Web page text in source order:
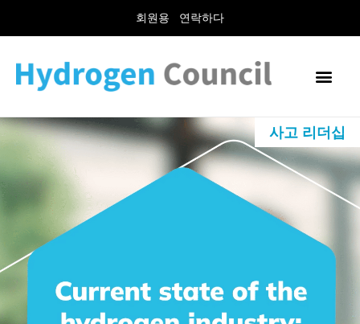
회원용 연락하다
사고 리더십